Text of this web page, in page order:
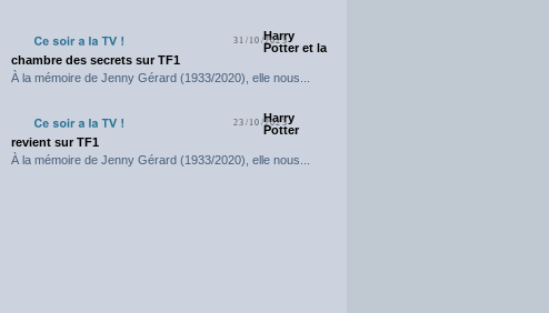
31/10/2023
Harry
Potter et la
chambre des secrets sur TF1
À la mémoire de Jenny Gérard (1933/2020), elle nous...
23/10/2023
Harry
Potter
revient sur TF1
À la mémoire de Jenny Gérard (1933/2020), elle nous...